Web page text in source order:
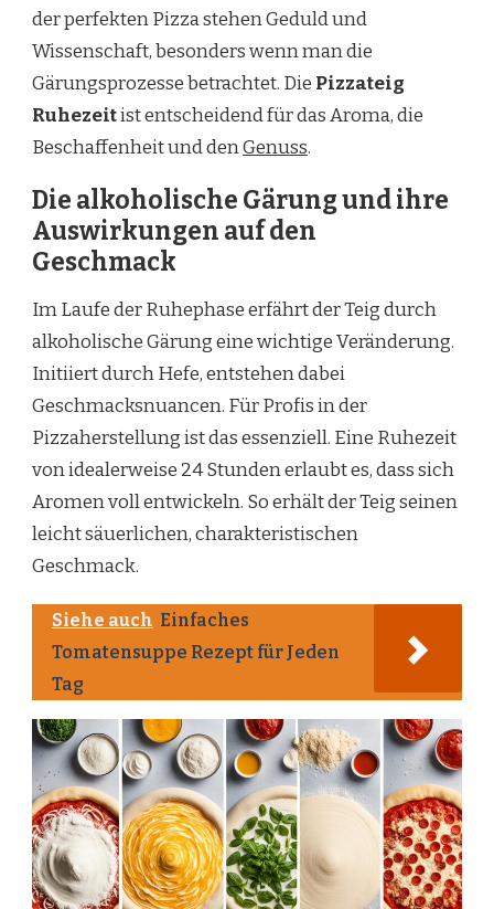
der perfekten Pizza stehen Geduld und
Wissenschaft, besonders wenn man die
Gärungsprozesse betrachtet. Die Pizzateig
Ruhezeitist entscheidend für das Aroma, die
Beschaffenheit und denGenuss.
Die alkoholische Gärung und ihre
Auswirkungen auf den
Geschmack
Im Laufe der Ruhephase erfährt der Teig durch
alkoholische Gärung eine wichtige Veränderung.
Initiiert durch Hefe, entstehen dabei
Geschmacksnuancen. Für Profis in der
Pizzaherstellung ist das essenziell. Eine Ruhezeit
von idealerweise 24 Stunden erlaubt es, dass sich
Aromen voll entwickeln. So erhält der Teig seinen
leicht säuerlichen, charakteristischen
Geschmack.
Siehe auch Einfaches
Tomatensuppe Rezept für Jeden
Tag